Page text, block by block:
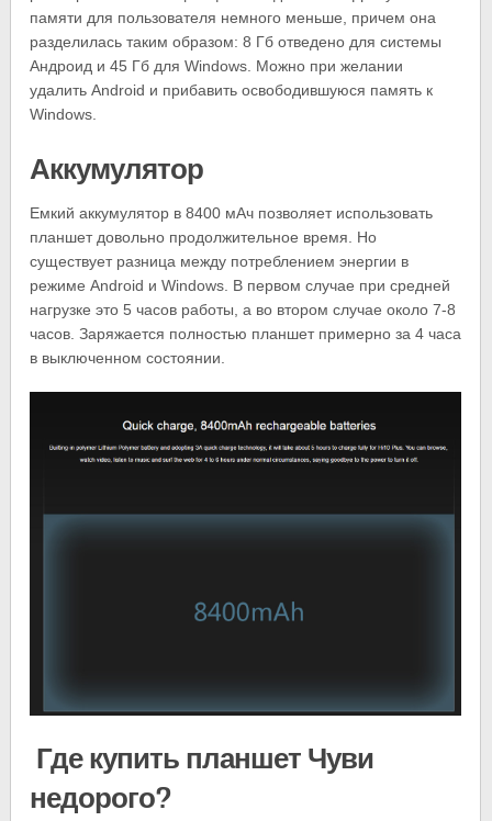
памяти для пользователя немного меньше, причем она
разделилась таким образом: 8 Гб отведено для системы
Андроид и 45 Гб для Windows. Можно при желании
удалить Android и прибавить освободившуюся память к
Windows.
Аккумулятор
Емкий аккумулятор в 8400 мАч позволяет использовать
планшет довольно продолжительное время. Но
существует разница между потреблением энергии в
режиме Android и Windows. В первом случае при средней
нагрузке это 5 часов работы, а во втором случае около 7-8
часов. Заряжается полностью планшет примерно за 4 часа
в выключенном состоянии.
Где купить планшет Чуви
недорого?